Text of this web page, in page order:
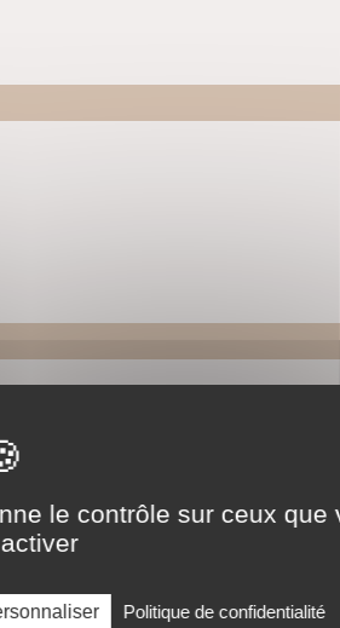
le contrôle sur ceux que
Politique de confidentialité